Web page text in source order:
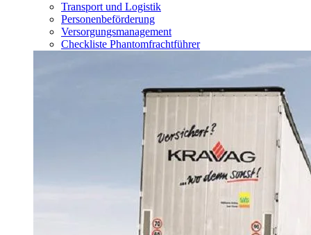
Transport und Logistik
Personenbeförderung
Versorgungsmanagement
Checkliste Phantomfrachtführer